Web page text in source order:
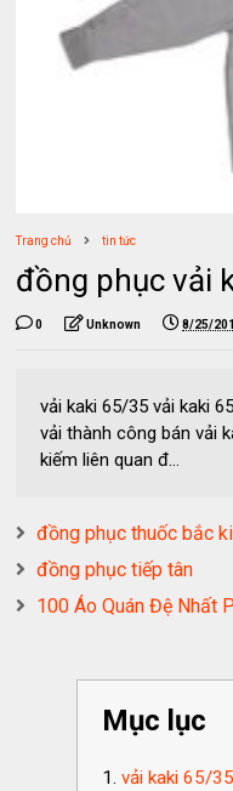
Trang chủ tin tức
đồng phục vải
0 Unknown 8/25/
vải kaki 65/35 vải kaki
vải thành công bán vải
kiếm liên quan đ...
đồng phục thuốc bắc
đồng phục tiếp tân
100 Áo Quán Đệ Nhất
Mục lục
vải kaki 65/